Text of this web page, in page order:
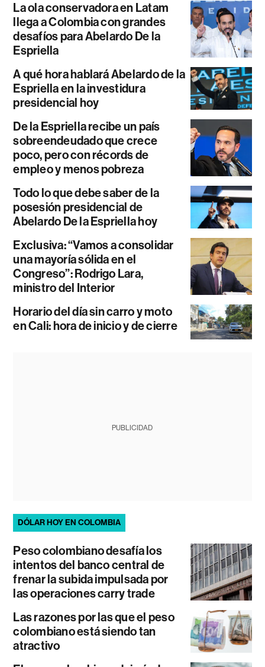
La ola conservadora en Latam
llega a Colombia con grandes
desafíos para Abelardo De la
Espriella
A qué hora hablará Abelardo de la
Espriella en la investidura
presidencial hoy
De la Espriella recibe un país
sobreendeudado que crece
poco, pero con récords de
empleo y menos pobreza
Todo lo que debe saber de la
posesión presidencial de
Abelardo De la Espriella hoy
Exclusiva: “Vamos a consolidar
una mayoría sólida en el
Congreso”: Rodrigo Lara,
ministro del Interior
Horario del día sin carro y moto
en Cali: hora de inicio y de cierre
PUBLICIDAD
DÓLAR HOY EN COLOMBIA
Peso colombiano desafía los
intentos del banco central de
frenar la subida impulsada por
las operaciones carry trade
Las razones por las que el peso
colombiano está siendo tan
atractivo